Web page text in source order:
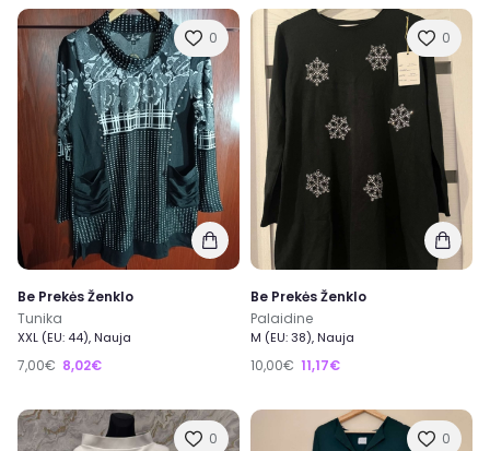
0
Be Prekės Ženklo
Tunika
XXL (EU: 44), Nauja
7,00€ 8,02€
0
Be Prekės Ženklo
Palaidine
M (EU: 38), Nauja
10,00€ 11,17€
0 0